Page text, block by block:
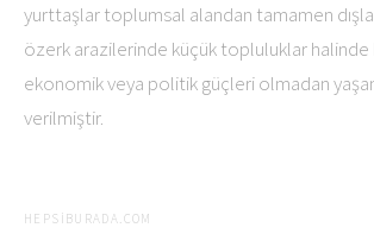
yurttaşlar toplumsal alandan tamamen
özerk arazilerinde küçük topluluklar halinde
ekonomik veya politik güçleri olmadan
verilmiştir.
HEPSIBURADA.COM